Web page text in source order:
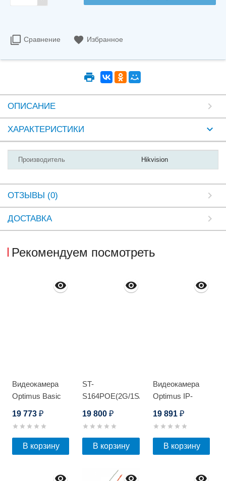
Сравнение Избранное
ОПИСАНИЕ
ХАРАКТЕРИСТИКИ
Производитель Hikvision
ОТЗЫВЫ (0)
ДОСТАВКА
Рекомендуем посмотреть
Видеокамера
Optimus Basic
19 773 ₽
В корзину
ST-
S164POE(2G/1S/150W/
19 800₽
В корзину
Видеокамера
Optimus IP-
19 891 ₽
В корзину